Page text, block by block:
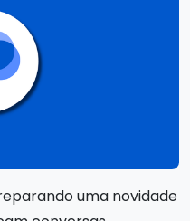
uma novidade